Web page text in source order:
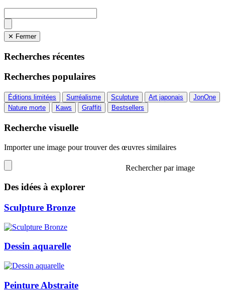
✕ Fermer
Recherches récentes
Recherches populaires
Éditions limitées Surréalisme Sculpture Art japonais
JonOne
Nature morte
Kaws Graffiti Bestsellers
Recherche visuelle
Importer une image pour trouver des œuvres similaires
Rechercher par image
Des idées à explorer
Sculpture Bronze
Dessin aquarelle
Peinture Abstraite